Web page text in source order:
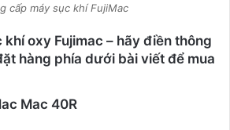
cấp máy sục khí FujiMac
khí oxy Fujimac – hãy điền thông
hàng phía dưới bài viết để mua
Mac 40R